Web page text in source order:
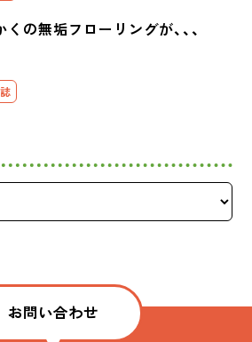
くの無垢フローリングが、、、
お問い合わせ